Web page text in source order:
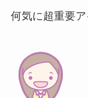
何気に超重要ア